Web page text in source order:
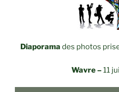
Diaporama des photos
Wavre –11